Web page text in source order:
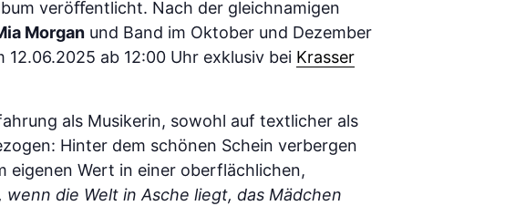
veröﬀentlicht. Nach der gleichnamigen
Morgan und Band im Oktober und Dezember
ab 12:00 Uhr exklusiv bei Krasser
als Musikerin, sowohl auf textlicher als
Hinter dem schönen Schein verbergen
eigenen Wert in einer oberflächlichen,
die Welt in Asche liegt, das Mädchen